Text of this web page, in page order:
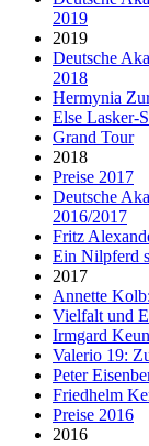
2019
2019
Deutsche
2018
Hermynia
Else Lasker-
Grand Tour
2018
Preise 2017
Deutsche
2016/2017
Fritz
Ein Nilpferd
2017
Annette
Vielfalt und
Irmgard
Valerio 19:
Peter
Friedhelm
Preise 2016
2016